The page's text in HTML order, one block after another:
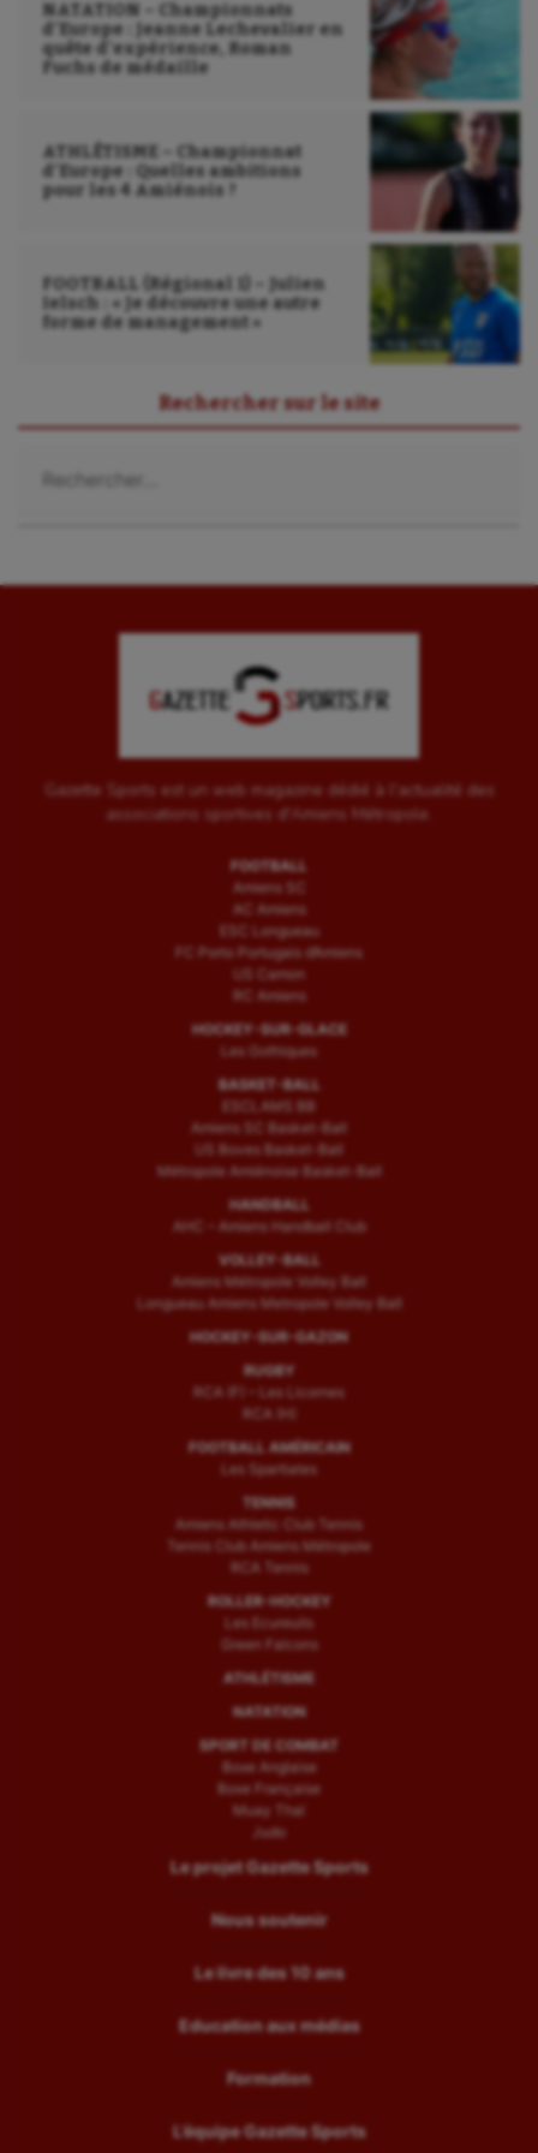
Tir à l'arc
Triathlon
UNSS
Wakeboard
Water-polo
NATATION – Championnats
d’Europe : Jeanne Lechevalier en
quête d’expérience, Roman
Fuchs de médaille
ATHLÉTISME – Championnat
d’Europe : Quelles ambitions
pour les 4 Amiénois ?
FOOTBALL (Régional 1) – Julien
Ielsch : « Je découvre une autre
forme de management »
Rechercher sur le site
Gazette Sports est un web magazine dédié à l'actualité des
associations sportives d'Amiens Métropole.
FOOTBALL
Amiens SC
AC Amiens
ESC Longueau
FC Porto Portugais d’Amiens
US Camon
RC Amiens
HOCKEY-SUR-GLACE
Les Gothiques
BASKET-BALL
ESCLAMS BB
Amiens SC Basket-Ball
US Boves Basket-Ball
Métropole Amiénoise Basket-Ball
HANDBALL
AHC – Amiens Handball Club
VOLLEY-BALL
Amiens Métropole Volley Ball
Longueau Amiens Metropole Volley Ball
HOCKEY-SUR-GAZON
RUGBY
RCA (F) – Les Licornes
RCA (H)
FOOTBALL AMÉRICAIN
Les Spartiates
TENNIS
Amiens Athletic Club Tennis
Tennis Club Amiens Métropole
RCA Tennis
ROLLER-HOCKEY
Les Ecureuils
Green Falcons
ATHLÉTISME
NATATION
SPORT DE COMBAT
Boxe Anglaise
Boxe Française
Muay Thaï
Judo
Le projet Gazette Sports
Nous soutenir
Le livre des 10 ans
Education aux médias
Formation
L’équipe Gazette Sports